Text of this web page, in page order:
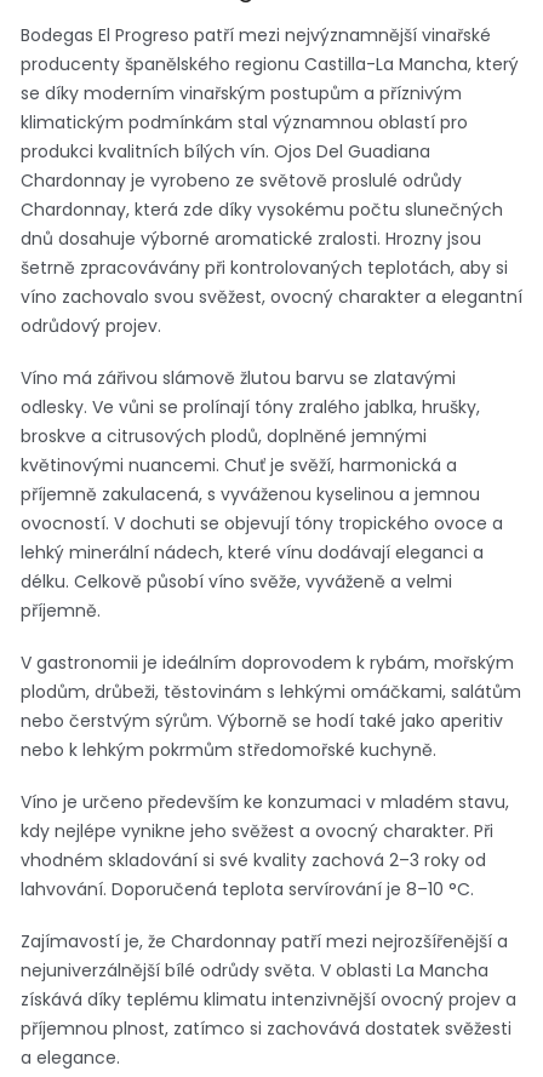
Bodegas El Progreso patří mezi nejvýznamnější vinařské
producenty španělského regionu Castilla-La Mancha, který
se díky moderním vinařským postupům a příznivým
klimatickým podmínkám stal významnou oblastí pro
produkci kvalitních bílých vín. Ojos Del Guadiana
Chardonnay je vyrobeno ze světově proslulé odrůdy
Chardonnay, která zde díky vysokému počtu slunečných
dnů dosahuje výborné aromatické zralosti. Hrozny jsou
šetrně zpracovávány při kontrolovaných teplotách, aby si
víno zachovalo svou svěžest, ovocný charakter a elegantní
odrůdový projev.
Víno má zářivou slámově žlutou barvu se zlatavými
odlesky. Ve vůni se prolínají tóny zralého jablka, hrušky,
broskve a citrusových plodů, doplněné jemnými
květinovými nuancemi. Chuť je svěží, harmonická a
příjemně zakulacená, s vyváženou kyselinou a jemnou
ovocností. V dochuti se objevují tóny tropického ovoce a
lehký minerální nádech, které vínu dodávají eleganci a
délku. Celkově působí víno svěže, vyváženě a velmi
příjemně.
V gastronomii je ideálním doprovodem k rybám, mořským
plodům, drůbeži, těstovinám s lehkými omáčkami, salátům
nebo čerstvým sýrům. Výborně se hodí také jako aperitiv
nebo k lehkým pokrmům středomořské kuchyně.
Víno je určeno především ke konzumaci v mladém stavu,
kdy nejlépe vynikne jeho svěžest a ovocný charakter. Při
vhodném skladování si své kvality zachová 2–3 roky od
lahvování. Doporučená teplota servírování je 8–10 °C.
Zajímavostí je, že Chardonnay patří mezi nejrozšířenější a
nejuniverzálnější bílé odrůdy světa. V oblasti La Mancha
získává díky teplému klimatu intenzivnější ovocný projev a
příjemnou plnost, zatímco si zachovává dostatek svěžesti
a elegance.